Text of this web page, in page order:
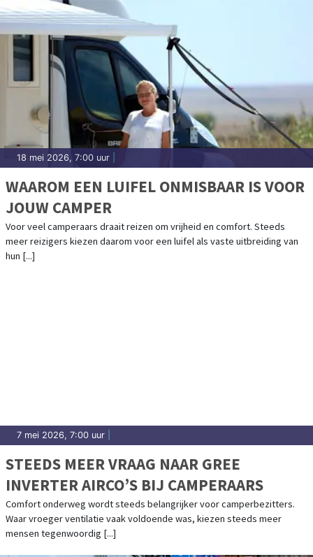
18 mei 2026, 7:00 uur
WAAROM EEN LUIFEL ONMISBAAR IS VOOR
JOUW CAMPER
Voor veel camperaars draait reizen om vrijheid en comfort. Steeds
meer reizigers kiezen daarom voor een luifel als vaste uitbreiding van
hun [...]
7 mei 2026, 7:00 uur
STEEDS MEER VRAAG NAAR GREE
INVERTER AIRCO’S BIJ CAMPERAARS
Comfort onderweg wordt steeds belangrijker voor camperbezitters.
Waar vroeger ventilatie vaak voldoende was, kiezen steeds meer
mensen tegenwoordig [...]